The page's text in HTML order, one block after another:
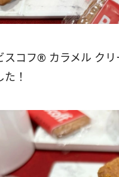
スコフ®︎ カラメル ク
！